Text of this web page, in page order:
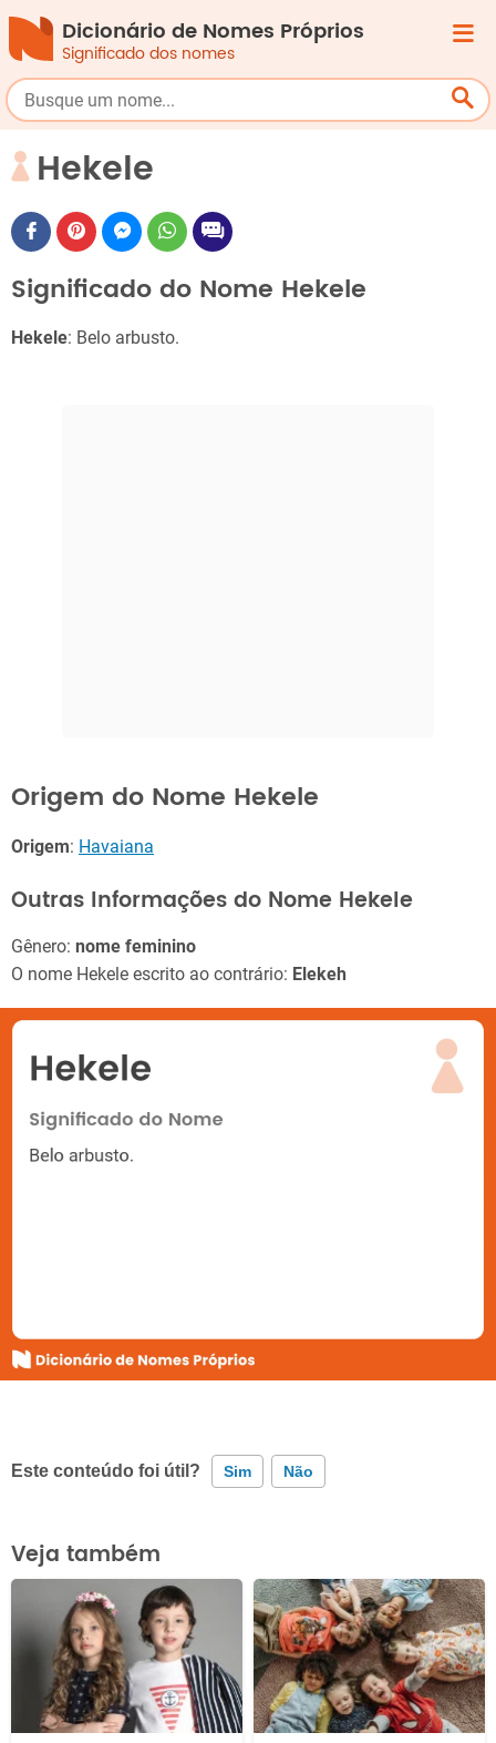
Dicionário de Nomes Próprios
Significado dos nomes
Hekele
Significado do Nome Hekele
Hekele: Belo arbusto.
Origem do Nome Hekele
Origem: Havaiana
Outras Informações do Nome Hekele
Gênero: nome feminino
O nome Hekele escrito ao contrário: Elekeh
Este conteúdo foi útil? Sim Não
Este conteúdo contém informação incorreta
Este conteúdo não tem a informação que procuro
Outro
Veja também